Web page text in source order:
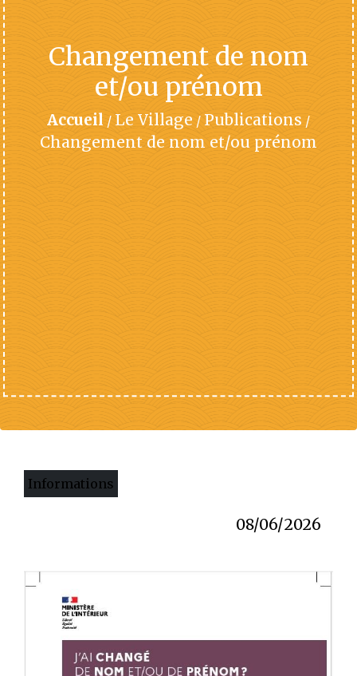
Changement de nom
et/ou prénom
Accueil / Le Village / Publications /
Changement de nom et/ou prénom
Informations
08/06/2026